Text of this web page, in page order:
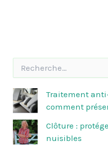
h
e
r
c
h
e
Traitement
comment
Clôture :
nuisibles